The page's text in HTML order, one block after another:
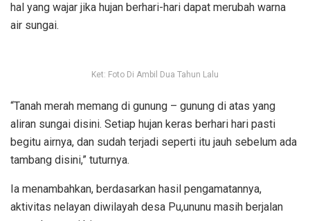
hal yang wajar jika hujan berhari-hari dapat merubah warna
air sungai.
Ket: Foto Di Ambil Dua Tahun Lalu
“Tanah merah memang di gunung – gunung di atas yang
aliran sungai disini. Setiap hujan keras berhari hari pasti
begitu airnya, dan sudah terjadi seperti itu jauh sebelum ada
tambang disini,” tuturnya.
Ia menambahkan, berdasarkan hasil pengamatannya,
aktivitas nelayan diwilayah desa Pu,ununu masih berjalan